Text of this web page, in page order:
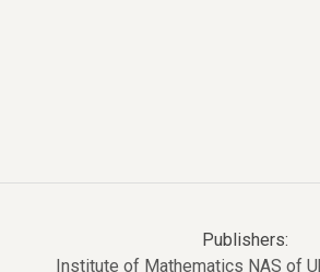
Publishers:
Institute of Mathematics NAS of